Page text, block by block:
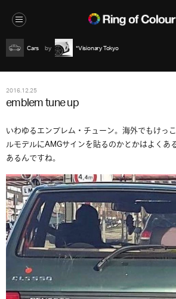
Cars *Visionary Tokyo
2016.12.25
emblem tune up
いわゆるエンブレム・チューン。海外でもけっ
ルモデルにAMGサインを貼るのかとかはよくあ
あるんですね。